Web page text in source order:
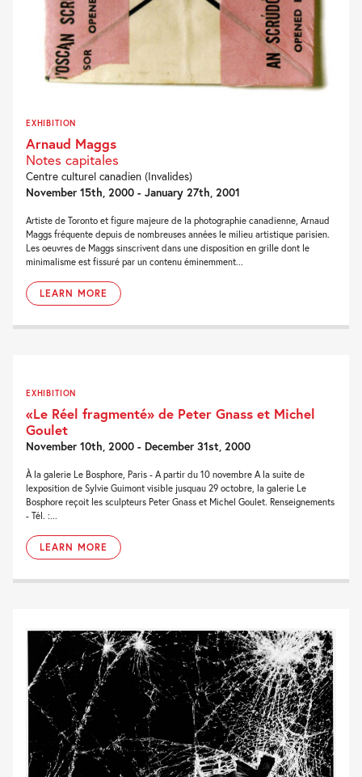
EXHIBITION
Arnaud Maggs
Notes capitales
Centre culturel canadien (Invalides)
November 15th, 2000 - January 27th, 2001
Artiste de Toronto et figure majeure de la photographie canadienne, Arnaud
Maggs fréquente depuis de nombreuses années le milieu artistique parisien.
Les oeuvres de Maggs sinscrivent dans une disposition en grille dont le
minimalisme est fissuré par un contenu éminemment...
LEARN MORE
EXHIBITION
«Le Réel fragmenté» de Peter Gnass et Michel
Goulet
November 10th, 2000 - December 31st, 2000
À la galerie Le Bosphore, Paris - A partir du 10 novembre A la suite de
lexposition de Sylvie Guimont visible jusquau 29 octobre, la galerie Le
Bosphore reçoit les sculpteurs Peter Gnass et Michel Goulet. Renseignements
- Tél. :...
LEARN MORE